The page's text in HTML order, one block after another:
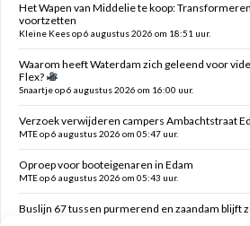
Het Wapen van Middelie te koop:
voortzetten
Kleine Kees op 6 augustus 2026 om 18:51 uur.
Waarom heeft Waterdam zich geleend voor
Flex?
Snaartje op 6 augustus 2026 om 16:00 uur.
Verzoek verwijderen campers Ambachtstraat
MTE op 6 augustus 2026 om 05:47 uur.
Oproep voor booteigenaren in Edam
MTE op 6 augustus 2026 om 05:43 uur.
Buslijn 67 tussen purmerend en zaandam blijft